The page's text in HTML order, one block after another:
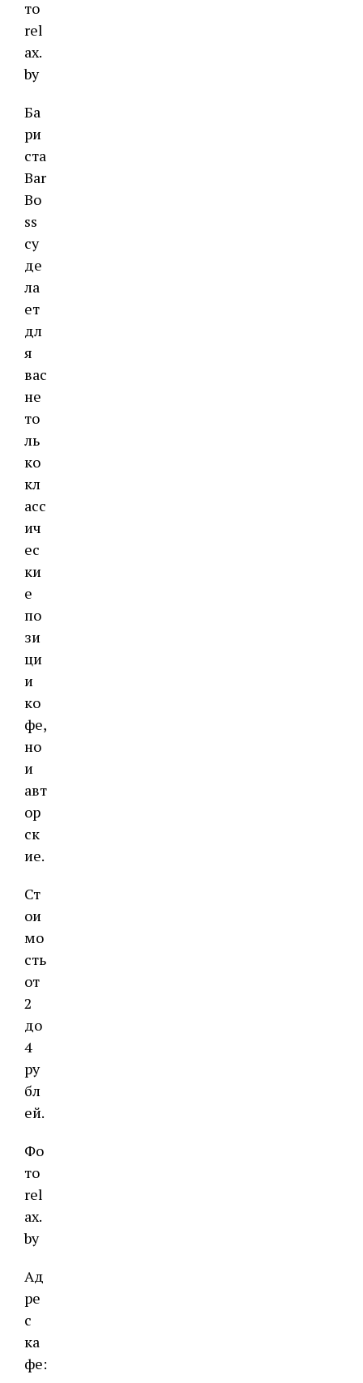
то
rel
ax.
by
Ба
ри
ста
Bar
Bo
ss
сy
де
ла
ет
дл
я
вас
не
то
ль
ко
кл
асс
ич
ес
ки
е
по
зи
ци
и
ко
фе,
но
и
авт
ор
ск
ие.
Ст
ои
мо
сть
от
2
до
4
ру
бл
ей.
Фо
то
rel
ax.
by
Ад
ре
с
ка
фе: